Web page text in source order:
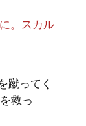
ターネッ
。スカル
蹴ってく
救っ